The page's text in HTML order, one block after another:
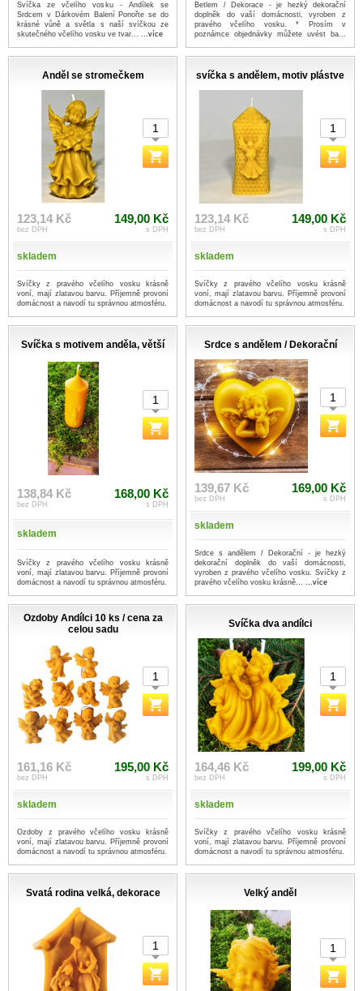
Svíčka ze včelího vosku - Andílek se
Srdcem v Dárkovém Balení Ponořte se do
krásné vůně a světla s naší svíčkou ze
skutečného včelího vosku ve tvar... ...více
Betlem / Dekorace - je hezký dekorační
doplněk do vaší domácnosti, vyroben z
pravého včelího vosku. * Prosím v
poznámce objednávky můžete uvést ba...
Anděl se stromečkem
123,14 Kč
bez DPH
149,00 Kč
s DPH
skladem
Svíčky z pravého včelího vosku krásně
voní, mají zlatavou barvu. Příjemně provoní
domácnost a navodí tu správnou atmosféru.
svíčka s andělem, motiv plástve
123,14 Kč
bez DPH
149,00 Kč
s DPH
skladem
Svíčky z pravého včelího vosku krásně
voní, mají zlatavou barvu. Příjemně provoní
domácnost a navodí tu správnou atmosféru.
Svíčka s motivem anděla, větší
138,84 Kč
bez DPH
168,00 Kč
s DPH
skladem
Svíčky z pravého včelího vosku krásně
voní, mají zlatavou barvu. Příjemně provoní
domácnost a navodí tu správnou atmosféru.
Srdce s andělem / Dekorační
139,67 Kč
bez DPH
169,00 Kč
s DPH
skladem
Srdce s andělem / Dekorační - je hezký
dekorační doplněk do vaší domácnosti,
vyroben z pravého včelího vosku. Svíčky z
pravého včelího vosku krásně... ...více
Ozdoby Andílci 10 ks / cena za
celou sadu
161,16 Kč
bez DPH
195,00 Kč
s DPH
skladem
Ozdoby z pravého včelího vosku krásně
voní, mají zlatavou barvu. Příjemně provoní
domácnost a navodí tu správnou atmosféru.
Svíčka dva andílci
164,46 Kč
bez DPH
199,00 Kč
s DPH
skladem
Svíčky z pravého včelího vosku krásně
voní, mají zlatavou barvu. Příjemně provoní
domácnost a navodí tu správnou atmosféru.
Svatá rodina velká, dekorace Velký anděl